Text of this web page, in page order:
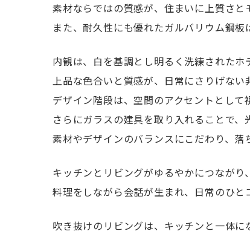
素材ならではの質感が、住まいに上質さと
また、耐久性にも優れたガルバリウム鋼
内観は、白を基調とし明るく洗練されたホ
上品な色合いと質感が、日常にさりげない
デザイン階段は、空間のアクセントとして
さらにガラスの建具を取り入れることで、
素材やデザインのバランスにこだわり、落
キッチンとリビングがゆるやかにつながり
料理をしながら会話が生まれ、日常のひと
吹き抜けのリビングは、キッチンと一体に